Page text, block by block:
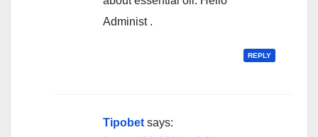
Administ .
REPLY
Tipobet says: